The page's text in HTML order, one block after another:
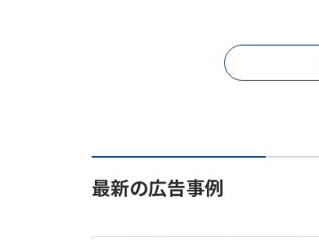
最新の広告事例